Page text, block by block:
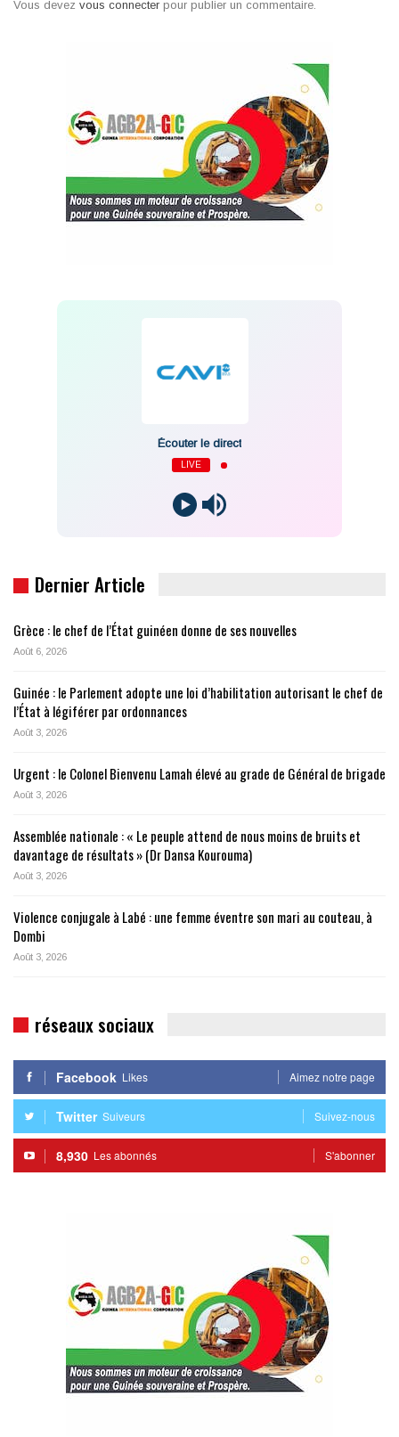
Vous devez vous connecter pour publier un commentaire.
Écouter le direct
LIVE
Dernier Article
Grèce : le chef de l’État guinéen donne de ses nouvelles
Août 6, 2026
Guinée : le Parlement adopte une loi d’habilitation autorisant le chef de
l’État à légiférer par ordonnances
Août 3, 2026
Urgent : le Colonel Bienvenu Lamah élevé au grade de Général de brigade
Août 3, 2026
Assemblée nationale : « Le peuple attend de nous moins de bruits et
davantage de résultats » (Dr Dansa Kourouma)
Août 3, 2026
Violence conjugale à Labé : une femme éventre son mari au couteau, à
Dombi
Août 3, 2026
réseaux sociaux
Facebook Likes Aimez notre page
Twitter Suiveurs Suivez-nous
8,930 Les abonnés S'abonner